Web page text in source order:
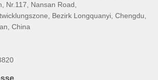
Nr.117, Nansan Road,
Bezirk Longquanyi, Chengdu,
China